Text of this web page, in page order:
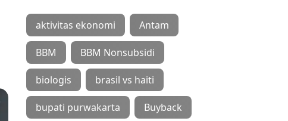
aktivitas ekonomi Antam
BBM BBM Nonsubsidi
biologis brasil vs haiti
bupati purwakarta Buyback